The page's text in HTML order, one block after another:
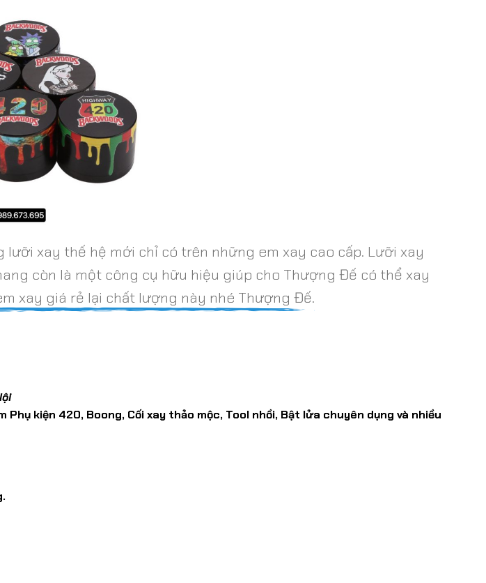
xay thế hệ mới chỉ có trên những em xay cao cấp. Lưỡi xay
còn là một công cụ hữu hiệu giúp cho Thượng Đế có thể xay
xay giá rẻ lại chất lượng này nhé Thượng Đế.
kiện 420, Boong, Cối xay thảo mộc, Tool nhồi, Bật lửa chuyên dụng và nhiều